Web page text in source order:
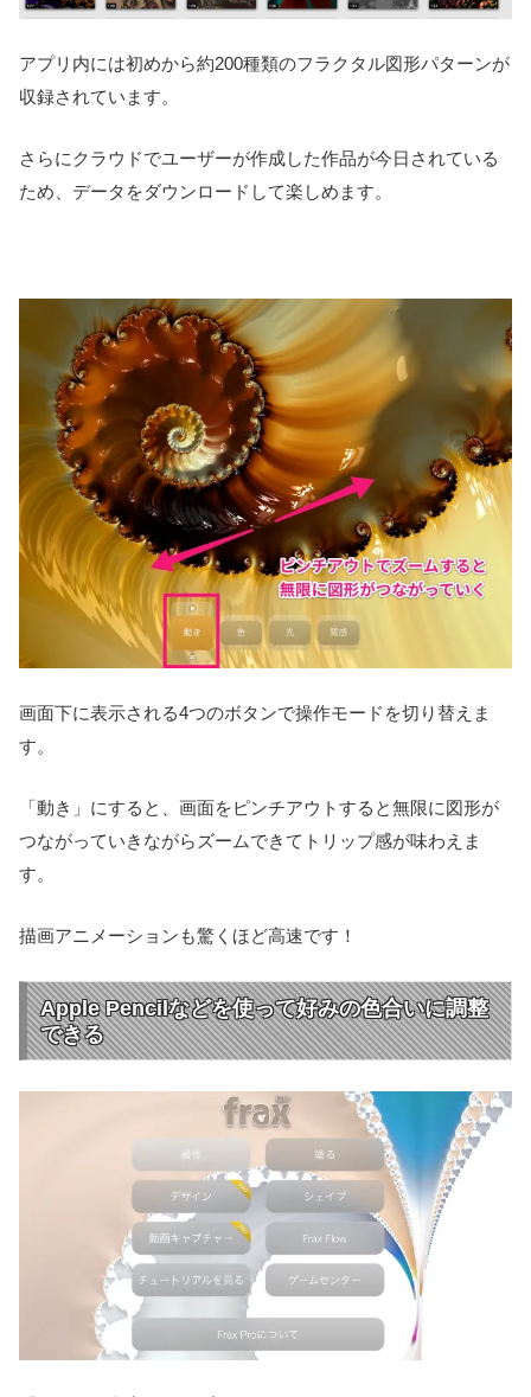
アプリ内には初めから約200種類のフラクタル図形パターンが
収録されています。
さらにクラウドでユーザーが作成した作品が今日されている
ため、データをダウンロードして楽しめます。
画面下に表示される4つのボタンで操作モードを切り替えま
す。
「動き」にすると、画面をピンチアウトすると無限に図形が
つながっていきながらズームできてトリップ感が味わえま
す。
描画アニメーションも驚くほど高速です！
Apple Pencilなどを使って好みの色合いに調整
できる